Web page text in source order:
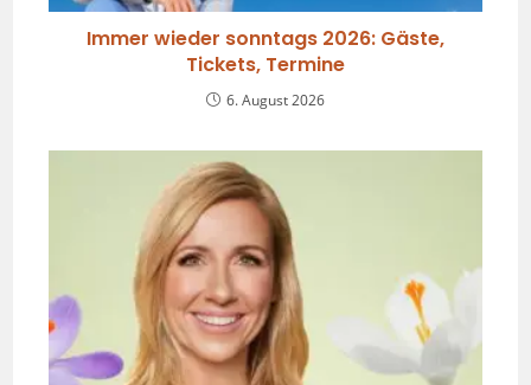
Immer wieder sonntags 2026: Gäste,
Tickets, Termine
6. August 2026